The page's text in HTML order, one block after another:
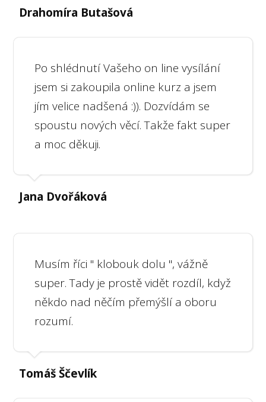
Drahomíra Butašová
Po shlédnutí Vašeho on line vysílání
jsem si zakoupila online kurz a jsem
jím velice nadšená :)). Dozvídám se
spoustu nových věcí. Takže fakt super
a moc děkuji.
Jana Dvořáková
Musím říci " klobouk dolu ", vážně
super. Tady je prostě vidět rozdíl, když
někdo nad něčím přemýšlí a oboru
rozumí.
Tomáš Ščevlík